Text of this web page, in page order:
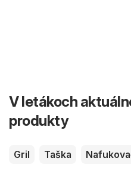
V letákoch
produkty
Gril Taška